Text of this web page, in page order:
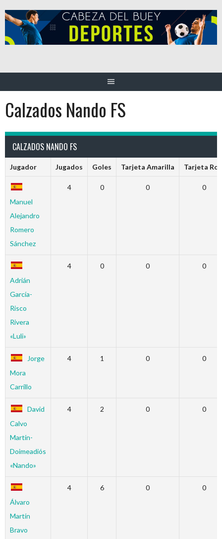
al
contenido
Calzados Nando FS
CALZADOS NANDO FS
Jugador Jugados Goles Tarjeta Amarilla Tarjeta
Manuel
Alejandro
Romero
Sánchez
4 0 0 0
Adrián
García-
Risco
Rivera
«Luli»
4 0 0 0
Jorge
Mora
Carrillo
4 1 0 0
David
Calvo
Martín-
Doimeadiós
«Nando»
4 2 0 0
Álvaro
Martín
Bravo
4 6 0 0